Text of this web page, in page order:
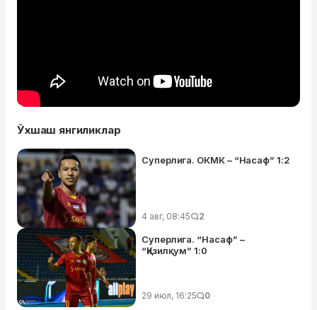
Ўхшаш янгиликлар
Суперлига. ОКМК – “Насаф” 1:2
4 авг, 08:45 2
Суперлига. “Насаф” –
“Қизилқум” 1:0
29 июл, 16:25 0